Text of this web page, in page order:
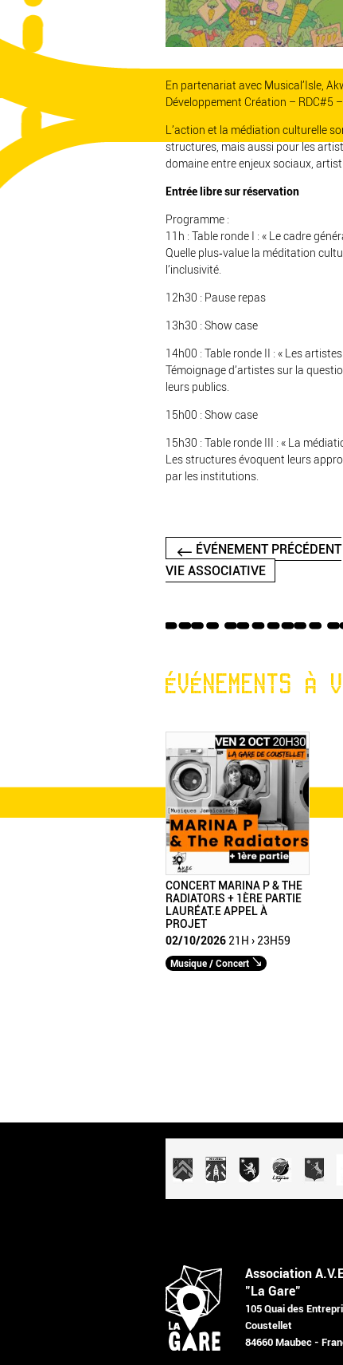
En partenariat avec Musical’Isle,
Développement Création – RDC#5
L’action et la médiation culturelle
structures, mais aussi pour les
domaine entre enjeux sociaux,
Entrée libre sur réservation
Programme :
11h : Table ronde I : « Le cadre
Quelle plus‐value la méditation
l’inclusivité.
12h30 : Pause repas
13h30 : Show case
14h00 : Table ronde II : « Les
Témoignage d’artistes sur la
leurs publics.
15h00 : Show case
15h30 : Table ronde III : « La
Les structures évoquent leurs
par les institutions.
ÉVÉNEMENT PRÉCÉDENT
VIE ASSOCIATIVE
ÉVÉNEMENTS À
CONCERT MARINA P & THE
RADIATORS + 1ÈRE PARTIE
LAURÉAT.E APPEL À
PROJET
02/10/2026 21H › 23H59
Musique / Concert
Association
"La Gare"
105 Quai des
Coustellet
84660 Maubec -